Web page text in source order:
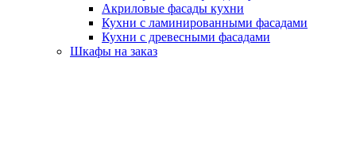
Акриловые фасады кухни
Кухни с ламинированными фасадами
Кухни с древесными фасадами
Шкафы на заказ